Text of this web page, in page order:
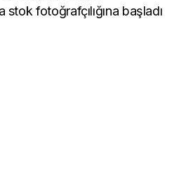
fotoğrafçılığına başladı